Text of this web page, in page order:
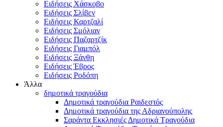
Ειδήσεις Χάσκοβο
Ειδήσεις Σλίβεν
Ειδήσεις Καρτζαλί
Ειδήσεις Σμόλιαν
Ειδήσεις Παζαρτζίκ
Ειδήσεις Γιαμπόλ
Ειδήσεις Ξάνθη
Ειδήσεις Έβρος
Ειδήσεις Ροδόπη
Άλλα
δημοτικά τραγούδια
Δημοτικά τραγούδια Ραιδεστός
Δημοτικά τραγούδια της Αδριανούπολης
Σαράντα Εκκλησιές Δημοτικά Τραγούδια